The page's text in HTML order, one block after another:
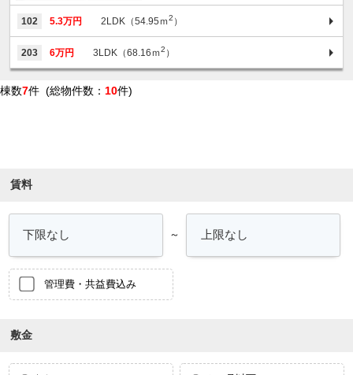
102 5.3万円 2LDK（54.95ｍ2 ）
203 6万円 3LDK（68.16ｍ2 ）
棟数7件 (総物件数： 10件)
賃料
～
管理費・共益費込み
敷金